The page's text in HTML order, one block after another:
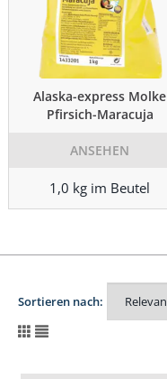
Alaska-express Molke
Pfirsich-Maracuja
ANSEHEN
1,0 kg im Beutel
Sortieren nach: